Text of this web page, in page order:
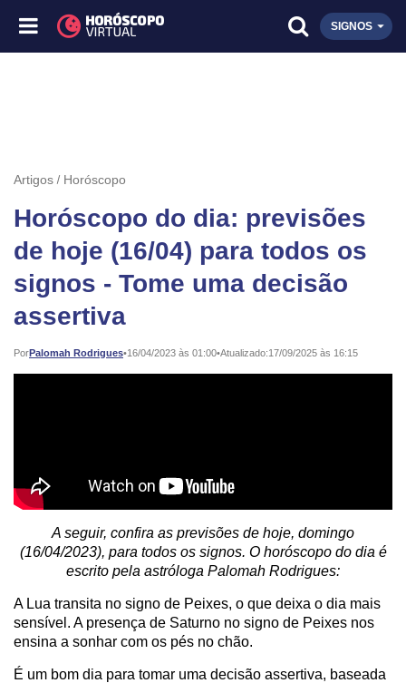
SIGNOS
Artigos Horóscopo
Horóscopo do dia: previsões
de hoje (16/04) para todos os
signos - Tome uma decisão
assertiva
PorPalomah Rodrigues•
Publicado: 16/04/2023 às 01:00•Atualizado:17/09/2025 às 16:15
A seguir, confira as previsões de hoje, domingo
(16/04/2023), para todos os signos. O horóscopo do dia é
escrito pela astróloga Palomah Rodrigues:
A Lua transita no signo de Peixes, o que deixa o dia mais
sensível. A presença de Saturno no signo de Peixes nos
ensina a sonhar com os pés no chão.
É um bom dia para tomar uma decisão assertiva, baseada